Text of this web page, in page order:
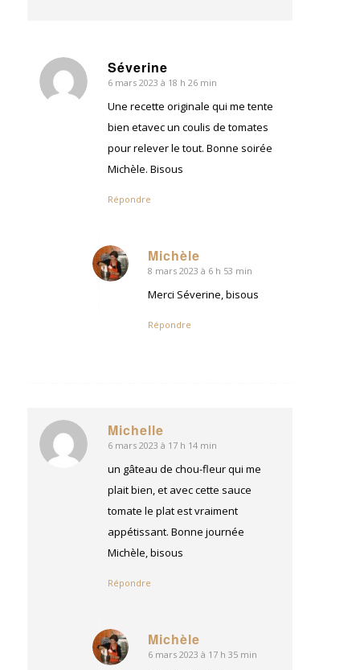
Séverine
dit
:
6 mars 2023 à 18 h 26 min
Une recette originale qui me tente
bien etavec un coulis de tomates
pour relever le tout. Bonne soirée
Michèle. Bisous
Répondre
Michèle
dit
8 mars 2023 à 6 h 53 min
Merci Séverine, bisous
Répondre
Michelle
dit
:
6 mars 2023 à 17 h 14 min
un gâteau de chou-fleur qui me
plait bien, et avec cette sauce
tomate le plat est vraiment
appétissant. Bonne journée
Michèle, bisous
Répondre
Michèle
dit
6 mars 2023 à 17 h 35 min